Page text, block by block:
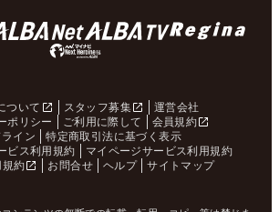
ついて スタッフ募集
運営会社
ポリシー
ご利用に際して
会員規約
イン
特定商取引法に基づく表示
ビス利用規約
マイページサービス利用規約
約
お問合せ ヘルプ サイトマップ